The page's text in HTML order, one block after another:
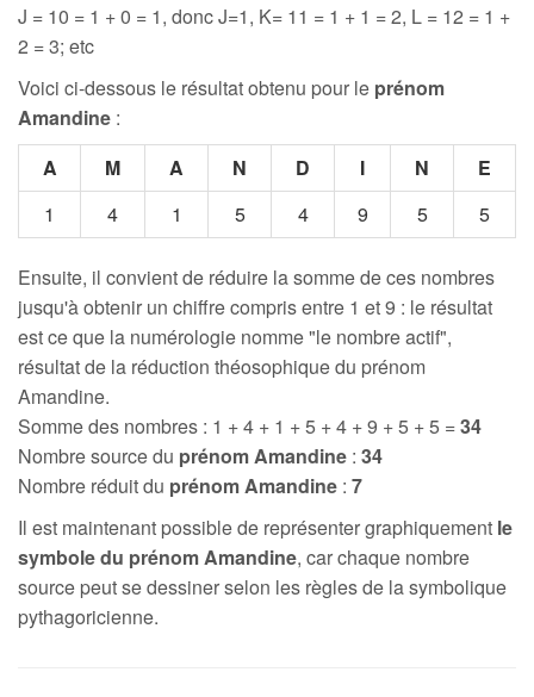
J = 10 = 1 + 0 = 1, donc J=1, K= 11 = 1 + 1 = 2, L = 12 = 1 +
2 = 3; etc
Voici ci-dessous le résultat obtenu pour le prénom
Amandine :
A
M A N D I N
E
1
4 1 5 4 9 5 5
Ensuite, il convient de réduire la somme de ces nombres
jusqu'à obtenir un chiffre compris entre 1 et 9 : le résultat
est ce que la numérologie nomme "le nombre actif",
résultat de la réduction théosophique du prénom
Amandine.
Somme des nombres : 1 + 4 + 1 + 5 + 4 + 9 + 5 + 5 =34
Nombre source du prénom Amandine : 34
Nombre réduit du prénom Amandine : 7
Il est maintenant possible de représenter graphiquement le
symbole du prénom Amandine, car chaque nombre
source peut se dessiner selon les règles de la symbolique
pythagoricienne.